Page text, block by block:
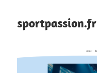
sportpassion.fr